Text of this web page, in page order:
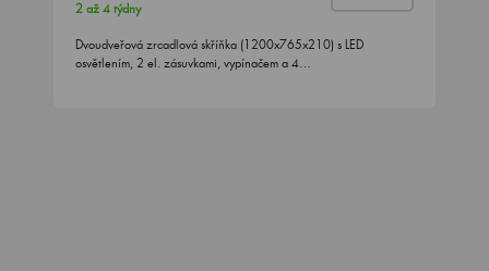
2 až 4 týdny
Dvoudveřová zrcadlová skříňka (1200x765x210) s LED
osvětlením, 2 el. zásuvkami, vypínačem a 4…